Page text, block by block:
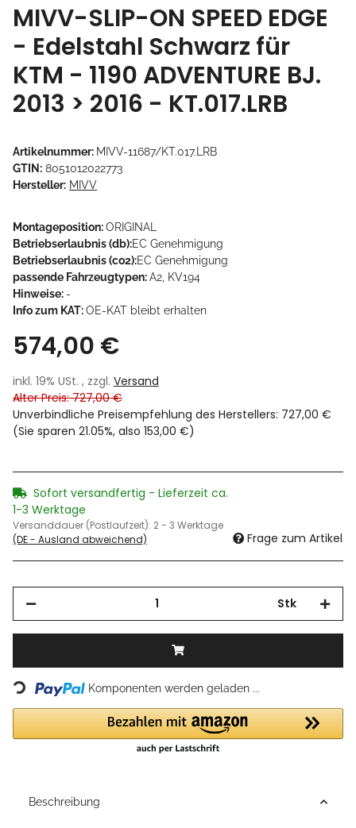
MIVV-SLIP-ON SPEED EDGE
- Edelstahl Schwarz für
KTM - 1190 ADVENTURE BJ.
2013 > 2016 - KT.017.LRB
Artikelnummer: MIVV-11687/KT.017.LRB
GTIN: 8051012022773
Hersteller: MIVV
Montageposition:ORIGINAL
Betriebserlaubnis (db):EC Genehmigung
Betriebserlaubnis (co2):EC Genehmigung
passende Fahrzeugtypen:A2, KV194
Hinweise: -
Info zum KAT:OE-KAT bleibt erhalten
574,00 €
inkl. 19% USt. , zzgl. Versand
Alter Preis: 727,00 €
Unverbindliche Preisempfehlung des Herstellers: 727,00 €
(Sie sparen 21.05%, also 153,00 €)
Sofort versandfertig - Lieferzeit ca.
1-3 Werktage
Versanddauer (Postlaufzeit): 2 - 3 Werktage
(DE - Ausland abweichend)
Frage zum Artikel
Stk
Loading... Komponenten werden geladen ...
Beschreibung